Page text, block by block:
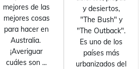
mejores de las
mejores cosas
para hacer en
Australia.
¡Averiguar
cuáles son ...
y desiertos,
"The Bush" y
"The Outback".
Es uno de los
países más
urbanizados del